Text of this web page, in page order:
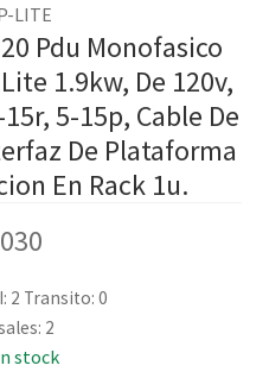
LITE
Pdu Monofasico
1.9kw, De 120v,
5-15p, Cable De
De Plataforma
En Rack 1u.
2 Transito: 0
2
stock